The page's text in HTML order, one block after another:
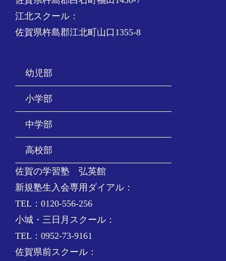
江北スクール：
佐賀県杵島郡江北町山口1355-8
幼児部
小学部
中学部
高校部
佐賀の学習塾 弘英館
新規塾生入会専用ダイアル：
TEL：0120-556-256
小城・三日月スクール：
TEL：0952-73-9161
佐賀県前スクール：